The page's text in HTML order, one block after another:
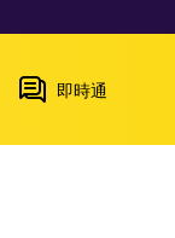
即時通